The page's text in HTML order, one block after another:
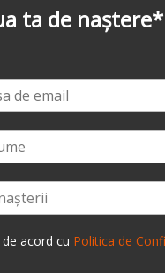
-3% la
acord cu Politica de